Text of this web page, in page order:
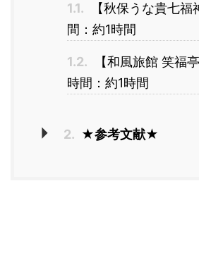
1.1.
【秋保うな貴七福
間：約1時間
1.2.
【和風旅館 笑福
時間：約1時間
2. ★参考文献★